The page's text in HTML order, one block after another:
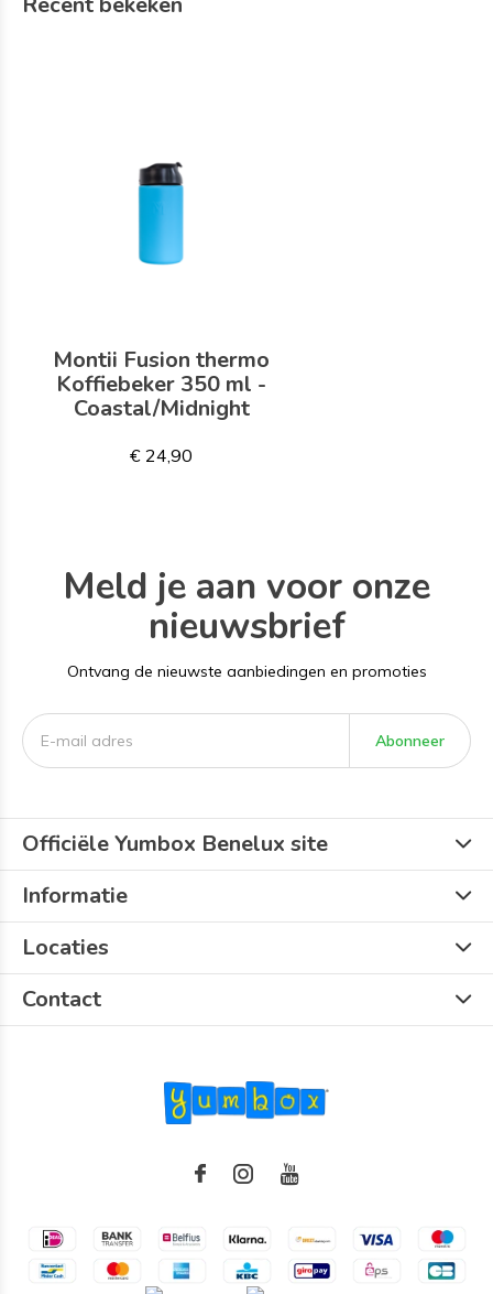
Montii Fusion thermo
Koffiebeker 350 ml -
Coastal/Midnight
€ 24,90
Meld je aan voor onze
nieuwsbrief
Ontvang de nieuwste aanbiedingen en promoties
Abonneer
Officiële Yumbox Benelux site
Informatie
Locaties
Contact